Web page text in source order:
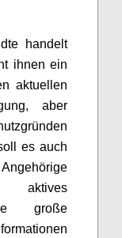
handelt
ihnen ein
aktuellen
aber
es auch
große